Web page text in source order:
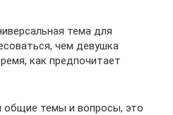
тема для
чем девушка
как предпочитает
общие темы и вопросы, это